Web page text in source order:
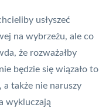
usłyszeć
na wybrzeżu, ale co
że rozważałby
będzie się wiązało to
a także nie naruszy
wykluczają